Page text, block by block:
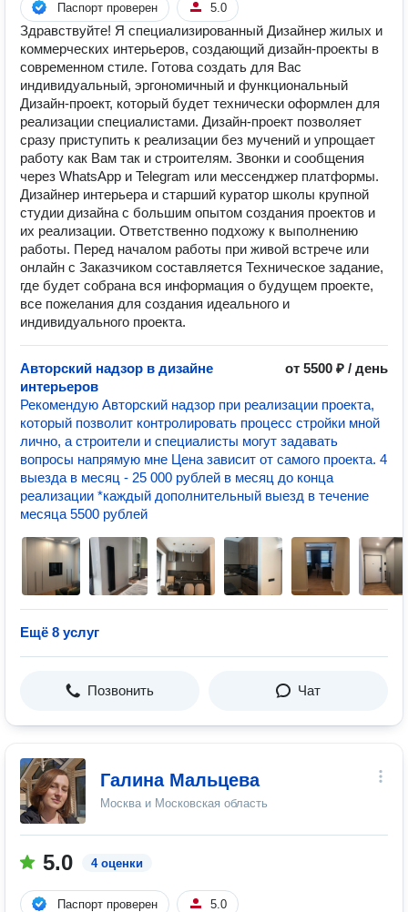
Паспорт проверен 5.0
Здравствуйте! Я специализированный Дизайнер жилых и
коммерческих интерьеров, создающий дизайн-проекты в
современном стиле. Готова создать для Вас
индивидуальный, эргономичный и функциональный
Дизайн-проект, который будет технически оформлен для
реализации специалистами. Дизайн-проект позволяет
сразу приступить к реализации без мучений и упрощает
работу как Вам так и строителям. Звонки и сообщения
через WhatsApp и Telegram или мессенджер платформы.
Дизайнер интерьера и старший куратор школы крупной
студии дизайна с большим опытом создания проектов и
их реализации. Ответственно подхожу к выполнению
работы. Перед началом работы при живой встрече или
онлайн с Заказчиком составляется Техническое задание,
где будет собрана вся информация о будущем проекте,
все пожелания для создания идеального и
индивидуального проекта.
Авторский надзор в дизайне
интерьеров
от 5500 ₽ / день
Рекомендую Авторский надзор при реализации проекта,
который позволит контролировать процесс стройки мной
лично, а строители и специалисты могут задавать
вопросы напрямую мне Цена зависит от самого проекта. 4
выезда в месяц - 25 000 рублей в месяц до конца
реализации *каждый дополнительный выезд в течение
месяца 5500 рублей
Ещё 8 услуг
Позвонить Чат
Галина Мальцева
Москва и Московская область
5.0 4 оценки
Паспорт проверен 5.0